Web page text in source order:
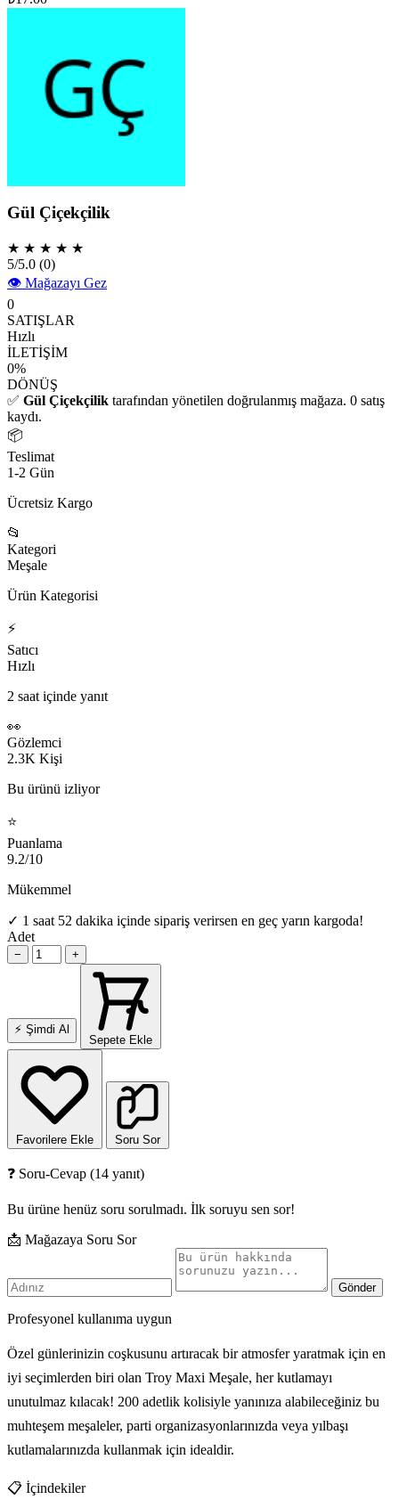
Gül Çiçekçilik
★ ★ ★ ★ ★
5/5.0 (0)
👁️ Mağazayı Gez
0
SATIŞLAR
Hızlı
İLETİŞİM
0%
DÖNÜŞ
✅ Gül Çiçekçilik tarafından yönetilen doğrulanmış mağaza. 0 satış
kaydı.
📦
Teslimat
1-2 Gün
Ücretsiz Kargo
📂
Kategori
Meşale
Ürün Kategorisi
⚡
Satıcı
Hızlı
2 saat içinde yanıt
👀
Gözlemci
2.3K Kişi
Bu ürünü izliyor
⭐
Puanlama
9.2/10
Mükemmel
✓ 1 saat 52 dakika içinde sipariş verirsen en geç yarın kargoda!
Adet
− +
⚡ Şimdi Al
Sepete Ekle
Favorilere Ekle Soru Sor
❓ Soru-Cevap (14 yanıt)
Bu ürüne henüz soru sorulmadı. İlk soruyu sen sor!
📩 Mağazaya Soru Sor
Gönder
Profesyonel kullanıma uygun
Özel günlerinizin coşkusunu artıracak bir atmosfer yaratmak için en
iyi seçimlerden biri olan Troy Maxi Meşale, her kutlamayı
unutulmaz kılacak! 200 adetlik kolisiyle yanınıza alabileceğiniz bu
muhteşem meşaleler, parti organizasyonlarınızda veya yılbaşı
kutlamalarınızda kullanmak için idealdir.
📋 İçindekiler